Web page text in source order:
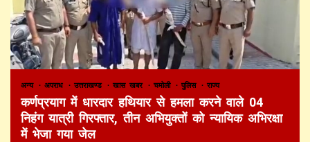
अन्य अपराध उत्तराखण्ड खास खबर चमोली पुलिस राज्य
कर्णप्रयाग में धारदार हथियार से हमला करने वाले 04
निहंग यात्री गिरफ्तार, तीन अभियुक्तों को न्यायिक अभिरक्षा
में भेजा गया जेल